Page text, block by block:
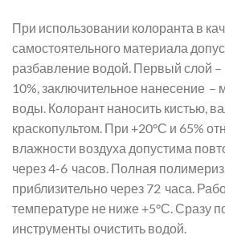
При использовании колоранта в
самостоятельного материала
разбавление водой. Первый слой
10%, заключительное нанесение –
воды. Колорант наносить кистью,
краскопультом. При +20°С и 65%
влажности воздуха допустима
через 4-6 часов. Полная
приблизительно через 72 часа.
температуре не ниже +5°С. Сразу
инструменты очистить водой.